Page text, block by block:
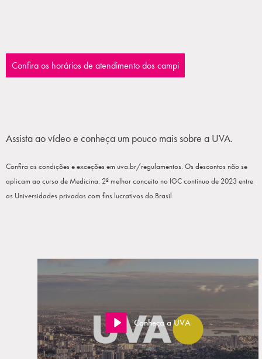
Confira os horários de atendimento dos campi
Assista ao vídeo e conheça um pouco mais sobre a UVA.
Confira as condições e exceções em uva.br/regulamentos. Os descontos não se
aplicam ao curso de Medicina. 2º melhor conceito no IGC contínuo de 2023 entre
as Universidades privadas com fins lucrativos do Brasil.
Conheça a UVA